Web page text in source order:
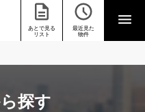
あとで見る
リスト
最近見た
物件
探す